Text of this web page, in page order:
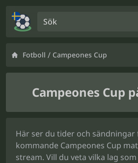
Fotboll / Campeones Cup
Campeones Cup
Här ser du tider och sändningar
kommande Campeones Cup
stream. Vill du veta vilka lag